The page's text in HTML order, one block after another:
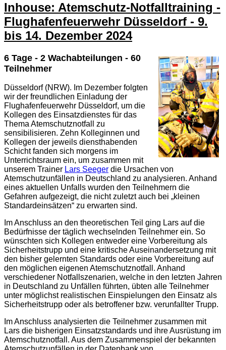
Inhouse: Atemschutz-Notfalltraining -
Flughafenfeuerwehr Düsseldorf - 9.
bis 14. Dezember 2024
6 Tage - 2 Wachabteilungen - 60
Teilnehmer
Düsseldorf (NRW). Im Dezember folgten
wir der freundlichen Einladung der
Flughafenfeuerwehr Düsseldorf, um die
Kollegen des Einsatzdienstes für das
Thema Atemschutznotfall zu
sensibilisieren. Zehn Kolleginnen und
Kollegen der jeweils diensthabenden
Schicht fanden sich morgens im
Unterrichtsraum ein, um zusammen mit
unserem Trainer Lars Seeger die Ursachen von
Atemschutzunfällen in Deutschland zu analysieren. Anhand
eines aktuellen Unfalls wurden den Teilnehmern die
Gefahren aufgezeigt, die nicht zuletzt auch bei „kleinen
Standardeinsätzen“ zu erwarten sind.
Im Anschluss an den theoretischen Teil ging Lars auf die
Bedürfnisse der täglich wechselnden Teilnehmer ein. So
wünschten sich Kollegen entweder eine Vorbereitung als
Sicherheitstrupp und eine kritische Auseinandersetzung mit
den bisher gelernten Standards oder eine Vorbereitung auf
den möglichen eigenen Atemschutznotfall. Anhand
verschiedener Notfallszenarien, welche in den letzten Jahren
in Deutschland zu Unfällen führten, übten alle Teilnehmer
unter möglichst realistischen Einspielungen den Einsatz als
Sicherheitstrupp oder als betroffener bzw. verunfallter Trupp.
Im Anschluss analysierten die Teilnehmer zusammen mit
Lars die bisherigen Einsatzstandards und ihre Ausrüstung im
Atemschutznotfall. Aus dem Zusammenspiel der bekannten